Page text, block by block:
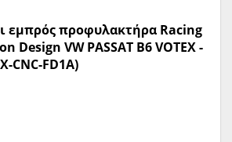
εμπρός προφυλακτήρα Racing
Design VW PASSAT B6 VOTEX -
CNC-FD1A)